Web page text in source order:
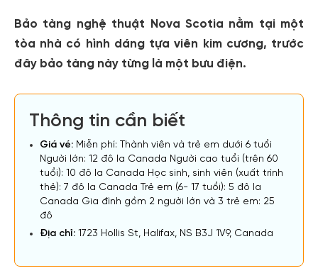
Bảo tàng nghệ thuật Nova Scotia nằm tại một
tòa nhà có hình dáng tựa viên kim cương, trước
đây bảo tàng này từng là một bưu điện.
Thông tin cần biết
Giá vé: Miễn phí: Thành viên và trẻ em dưới 6 tuổi
Người lớn: 12 đô la Canada Người cao tuổi (trên 60
tuổi): 10 đô la Canada Học sinh, sinh viên (xuất trình
thẻ): 7 đô la Canada Trẻ em (6- 17 tuổi): 5 đô la
Canada Gia đình gồm 2 người lớn và 3 trẻ em: 25
đô
Địa chỉ: 1723 Hollis St, Halifax, NS B3J 1V9, Canada